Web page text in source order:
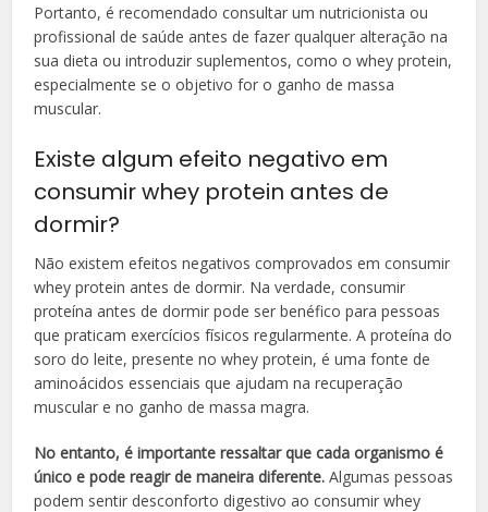
Portanto, é recomendado consultar um nutricionista ou
profissional de saúde antes de fazer qualquer alteração na
sua dieta ou introduzir suplementos, como o whey protein,
especialmente se o objetivo for o ganho de massa
muscular.
Existe algum efeito negativo em
consumir whey protein antes de
dormir?
Não existem efeitos negativos comprovados em consumir
whey protein antes de dormir. Na verdade, consumir
proteína antes de dormir pode ser benéfico para pessoas
que praticam exercícios físicos regularmente. A proteína do
soro do leite, presente no whey protein, é uma fonte de
aminoácidos essenciais que ajudam na recuperação
muscular e no ganho de massa magra.
No entanto, é importante ressaltar que cada organismo é
único e pode reagir de maneira diferente. Algumas pessoas
podem sentir desconforto digestivo ao consumir whey